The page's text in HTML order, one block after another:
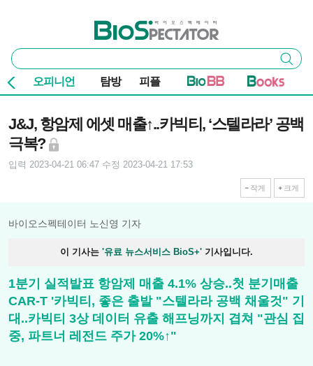
바이오스펙테이터
통
합
검
색
검색
오피니언 탐방 피플
J&J, 항암제 에셋 매출↑..카빅티, ‘스텔라라’ 공백
극복?
입력 2023-04-21 06:47 수정 2023-04-21 17:53
작게 크게
바이오스펙테이터 노신영 기자
이 기사는 '유료 뉴스서비스 BioS+' 기사입니다.
1분기 실적발표 항암제 매출 4.1% 상승..첫 분기매출
CAR-T '카빅티, 좋은 출발 "스텔라라 공백 채울것" 기
대..카빅티 3상 데이터 유출 해프닝까지 겹쳐 "관심 집
중, 파트너 레전드 주가 20%↑"